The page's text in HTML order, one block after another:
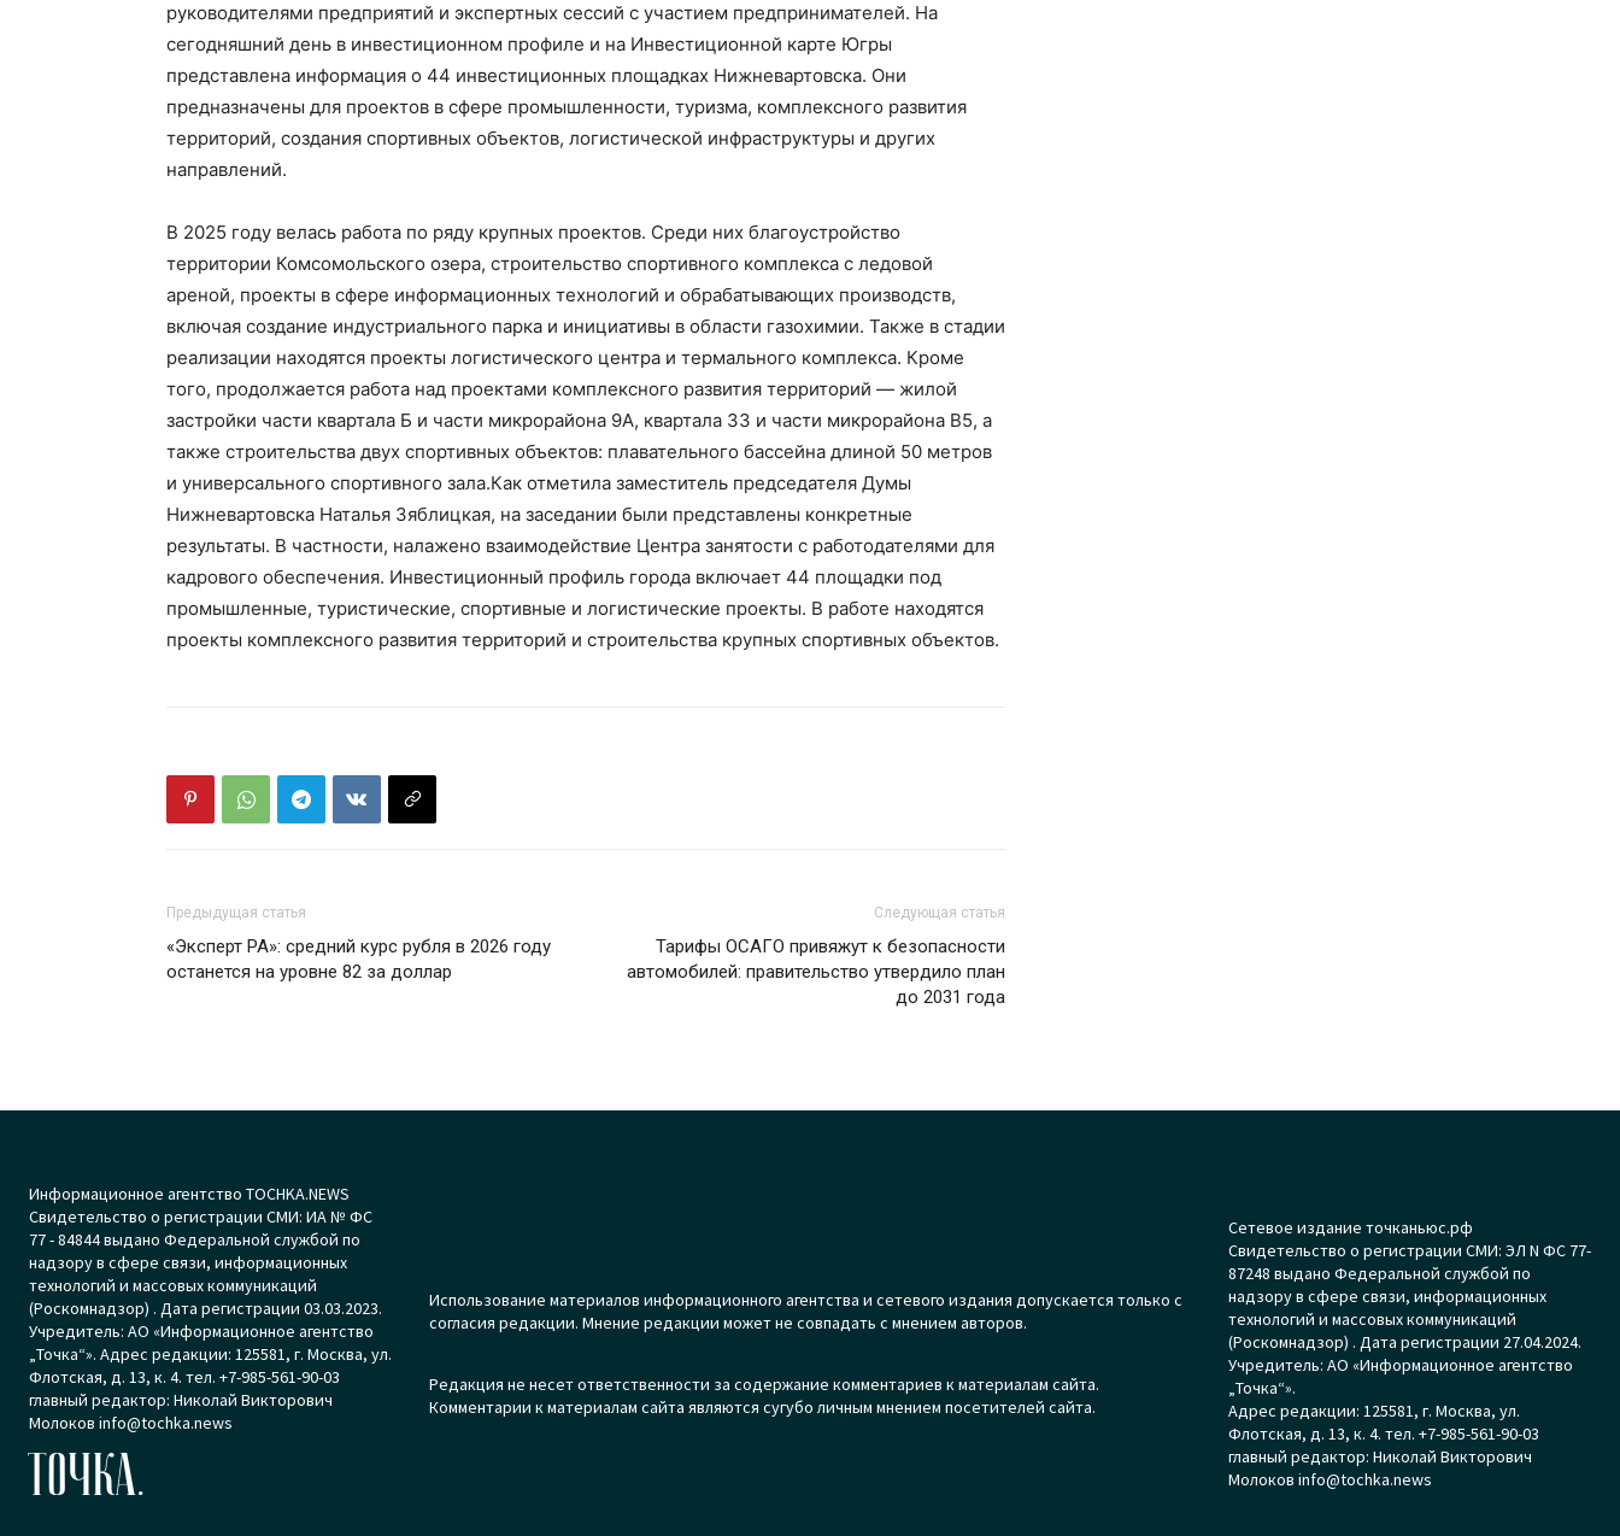
руководителями предприятий и экспертных сессий с участием предпринимателей. На
сегодняшний день в инвестиционном профиле и на Инвестиционной карте Югры
представлена информация о 44 инвестиционных площадках Нижневартовска. Они
предназначены для проектов в сфере промышленности, туризма, комплексного развития
территорий, создания спортивных объектов, логистической инфраструктуры и других
направлений.
В 2025 году велась работа по ряду крупных проектов. Среди них благоустройство
территории Комсомольского озера, строительство спортивного комплекса с ледовой
ареной, проекты в сфере информационных технологий и обрабатывающих производств,
включая создание индустриального парка и инициативы в области газохимии. Также в стадии
реализации находятся проекты логистического центра и термального комплекса. Кроме
того, продолжается работа над проектами комплексного развития территорий — жилой
застройки части квартала Б и части микрорайона 9А, квартала 33 и части микрорайона B5, а
также строительства двух спортивных объектов: плавательного бассейна длиной 50 метров
и универсального спортивного зала.Как отметила заместитель председателя Думы
Нижневартовска Наталья Зяблицкая, на заседании были представлены конкретные
результаты. В частности, налажено взаимодействие Центра занятости с работодателями для
кадрового обеспечения. Инвестиционный профиль города включает 44 площадки под
промышленные, туристические, спортивные и логистические проекты. В работе находятся
проекты комплексного развития территорий и строительства крупных спортивных объектов.
Предыдущая статья
«Эксперт РА»: средний курс рубля в 2026 году
останется на уровне 82 за доллар
Следующая статья
Тарифы ОСАГО привяжут к безопасности
автомобилей: правительство утвердило план
до 2031 года
Информационное агентство TOCHKA.NEWS
Свидетельство о регистрации СМИ: ИА № ФС
77 - 84844 выдано Федеральной службой по
надзору в сфере связи, информационных
технологий и массовых коммуникаций
(Роскомнадзор) . Дата регистрации 03.03.2023.
Учредитель: АО «Информационное агентство
„Точка“». Адрес редакции: 125581, г. Москва, ул.
Флотская, д. 13, к. 4. тел. +7-985-561-90-03
главный редактор: Николай Викторович
Молоков info@tochka.news
ТОЧКА.
Использование материалов информационного агентства и сетевого издания допускается только с
согласия редакции. Мнение редакции может не совпадать с мнением авторов.
Редакция не несет ответственности за содержание комментариев к материалам сайта.
Комментарии к материалам сайта являются сугубо личным мнением посетителей сайта.
Сетевое издание точканьюс.рф
Свидетельство о регистрации СМИ: ЭЛ N ФС 77-
87248 выдано Федеральной службой по
надзору в сфере связи, информационных
технологий и массовых коммуникаций
(Роскомнадзор) . Дата регистрации 27.04.2024.
Учредитель: АО «Информационное агентство
„Точка“».
Адрес редакции: 125581, г. Москва, ул.
Флотская, д. 13, к. 4. тел. +7-985-561-90-03
главный редактор: Николай Викторович
Молоков info@tochka.news